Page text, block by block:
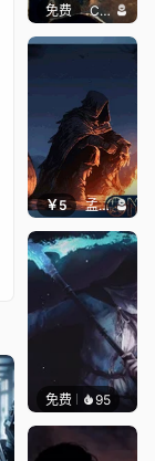
免费 Chill Knight
￥5 孟婆干杯
免费 95 𝙩𝙢𝙊𝙟𝙞